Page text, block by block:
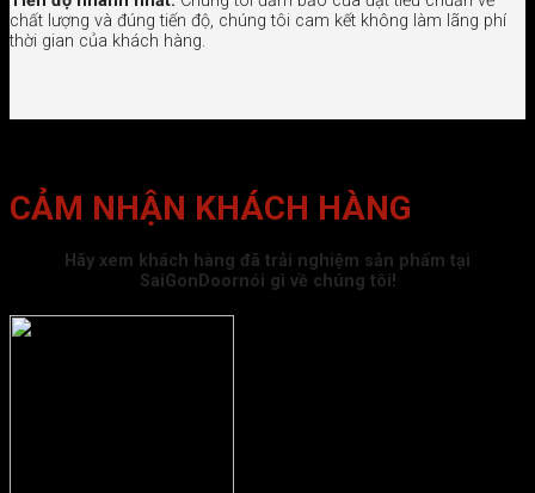
chất lượng và đúng tiến độ, chúng tôi cam kết không làm lãng phí
thời gian của khách hàng.
CẢM NHẬN KHÁCH HÀNG
Hãy xem khách hàng đã trải nghiệm sản phẩm tại
SaiGonDoornói gì về chúng tôi!